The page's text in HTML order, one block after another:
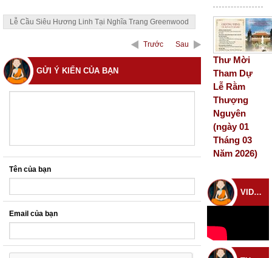
Lễ Cầu Siêu Hương Linh Tại Nghĩa Trang Greenwood
Trước Sau
GỬI Ý KIẾN CỦA BẠN
Tên của bạn
Email của bạn
Thư Mời
Tham Dự
Lễ Rằm
Thượng
Nguyên
(ngày 01
Tháng 03
Năm 2026)
VIDEO CHÙA